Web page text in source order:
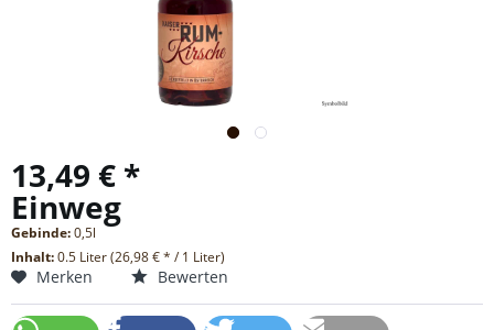
13,49 € *
Einweg
Gebinde:0,5l
Inhalt:0.5 Liter (26,98 € * / 1 Liter)
Merken Bewerten